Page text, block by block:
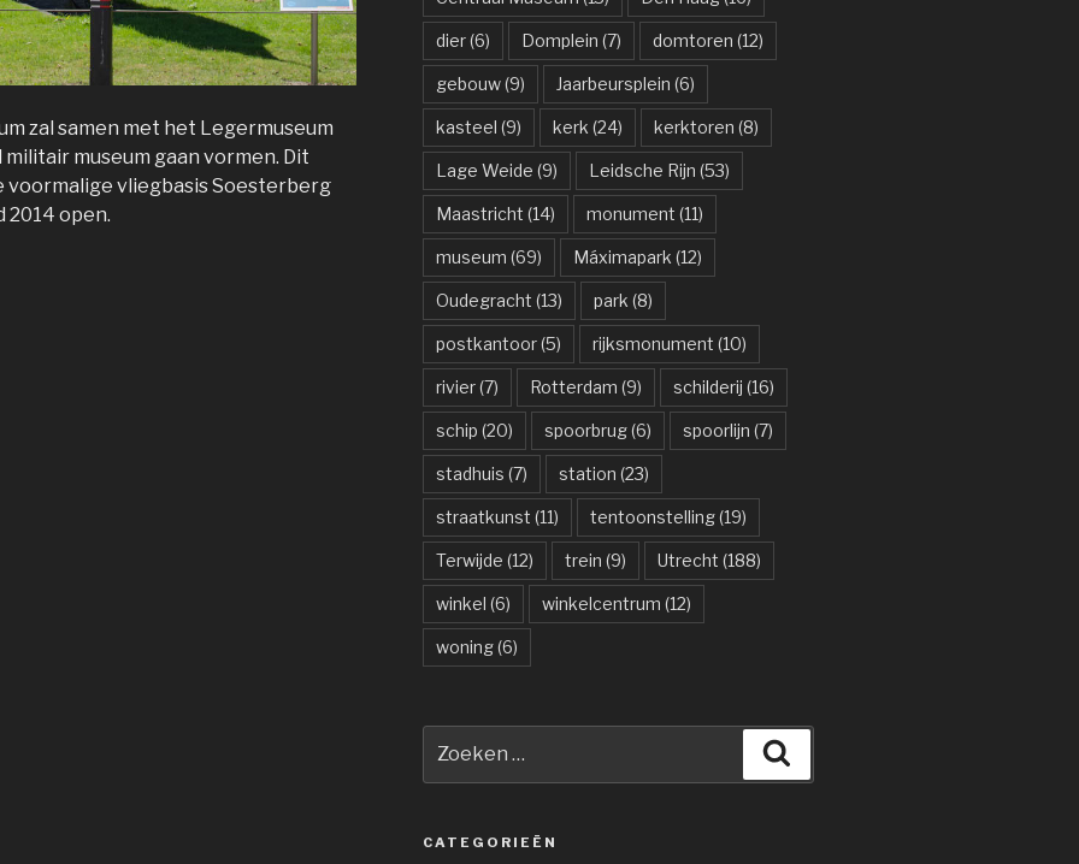
zal samen met het Legermuseum
museum gaan vormen. Dit
voormalige vliegbasis Soesterberg
2014 open.
dier(6) Domplein (7) domtoren (12)
gebouw(9) Jaarbeursplein (6)
kasteel (9) kerk (24) kerktoren (8)
Lage Weide (9) Leidsche Rijn (53)
Maastricht (14) monument (11)
museum (69) Máximapark (12)
Oudegracht (13) park (8)
postkantoor(5) rijksmonument (10)
rivier(7) Rotterdam (9) schilderij (16)
schip (20) spoorbrug(6) spoorlijn (7)
stadhuis (7) station (23)
straatkunst (11) tentoonstelling(19)
Terwijde (12) trein (9) Utrecht (188)
winkel (6) winkelcentrum (12)
woning(6)
naar:
CATEGORIEËN